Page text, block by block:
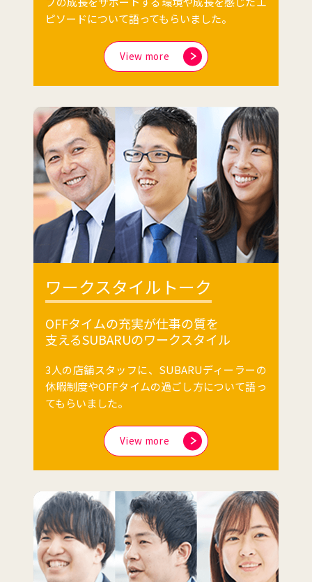
ピソードについて語ってもらいました。
View more
ワークスタイルトーク
OFFタイムの充実が仕事の質を
支えるSUBARUのワークスタイル
3人の店舗スタッフに、SUBARUディーラーの
休暇制度やOFFタイムの過ごし方について語っ
てもらいました。
View more